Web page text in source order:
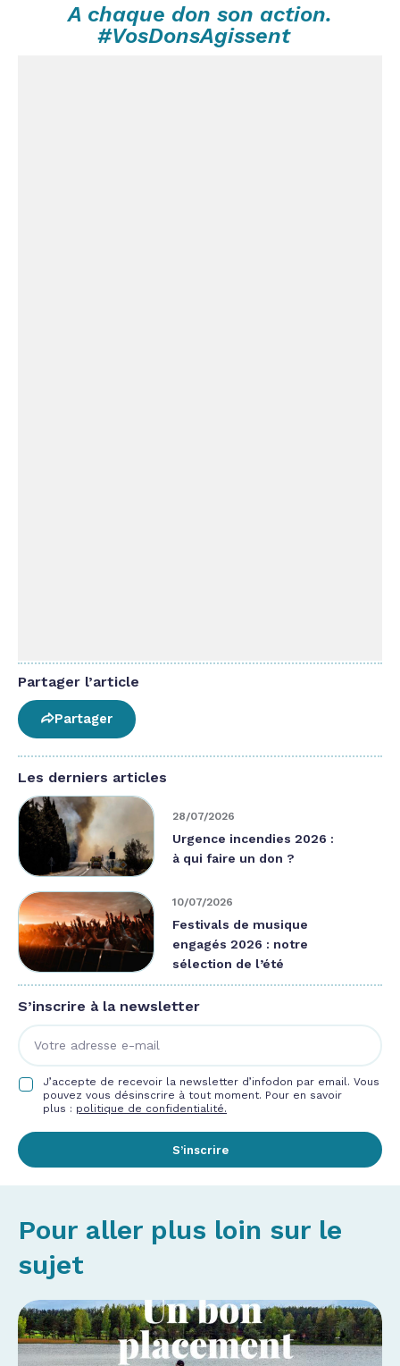
A chaque don son action.
#VosDonsAgissent
Partager l’article
Partager
Les derniers articles
28/07/2026
Urgence incendies 2026 :
à qui faire un don ?
10/07/2026
Festivals de musique
engagés 2026 : notre
sélection de l’été
S’inscrire à la newsletter
J’accepte de recevoir la newsletter d’infodon par email. Vous
pouvez vous désinscrire à tout moment. Pour en savoir
plus : politique de confidentialité.
S’inscrire
Pour aller plus loin sur le
sujet